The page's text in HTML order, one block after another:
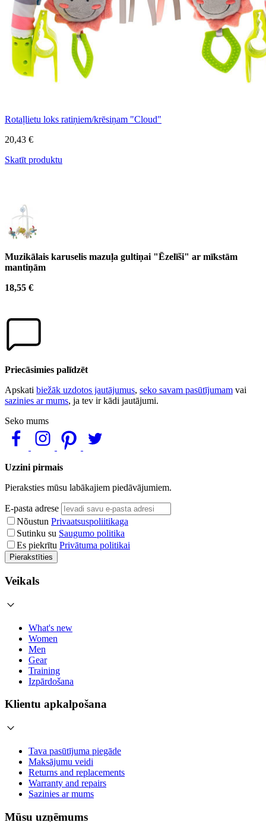
Rotaļlietu loks ratiņiem/krēsiņam "Cloud"
20,43 €
Skatīt produktu
Muzikālais karuselis mazuļa gultiņai "Ēzelīši" ar mīkstām
mantiņām
18,55 €
Priecāsimies palīdzēt
Apskati biežāk uzdotos jautājumus, seko savam pasūtījumam vai
sazinies ar mums, ja tev ir kādi jautājumi.
Seko mums
Uzzini pirmais
Pieraksties mūsu labākajiem piedāvājumiem.
E-pasta adrese
Nõustun Privaatsuspoliitikaga
Sutinku su Saugumo politika
Es piekrītu Privātuma politikai
Pierakstīties
Veikals
What's new
Women
Men
Gear
Training
Izpārdošana
Klientu apkalpošana
Tava pasūtījuma piegāde
Maksājumu veidi
Returns and replacements
Warranty and repairs
Sazinies ar mums
Mūsu uzņēmums